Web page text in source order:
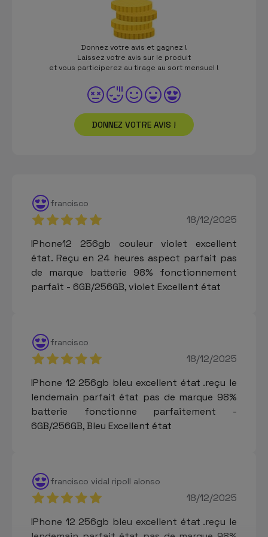
Donnez votre avis et gagnez !
Laissez votre avis sur le produit
et vous participerez au tirage au sort mensuel !
DONNEZ VOTRE AVIS !
francisco
18/12/2025
IPhone12 256gb couleur violet excellent
état. Reçu en 24 heures aspect parfait pas
de marque batterie 98% fonctionnement
parfait - 6GB/256GB, violet Excellent état
francisco
18/12/2025
IPhone 12 256gb bleu excellent état .reçu le
lendemain parfait état pas de marque 98%
batterie fonctionne parfaitement -
6GB/256GB, Bleu Excellent état
francisco vidal ripoll alonso
18/12/2025
IPhone 12 256gb bleu excellent état .reçu le